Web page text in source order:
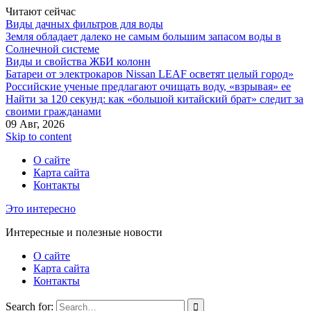
Читают сейчас
Виды дачных фильтров для воды
Земля обладает далеко не самым большим запасом воды в
Солнечной системе
Виды и свойства ЖБИ колонн
Батареи от электрокаров Nissan LEAF осветят целый город»
Российские ученые предлагают очищать воду, «взрывая» ее
Найти за 120 секунд: как «большой китайский брат» следит за
своими гражданами
09 Авг, 2026
Skip to content
О сайте
Карта сайта
Контакты
Это интересно
Интересные и полезные новости
О сайте
Карта сайта
Контакты
Search for: